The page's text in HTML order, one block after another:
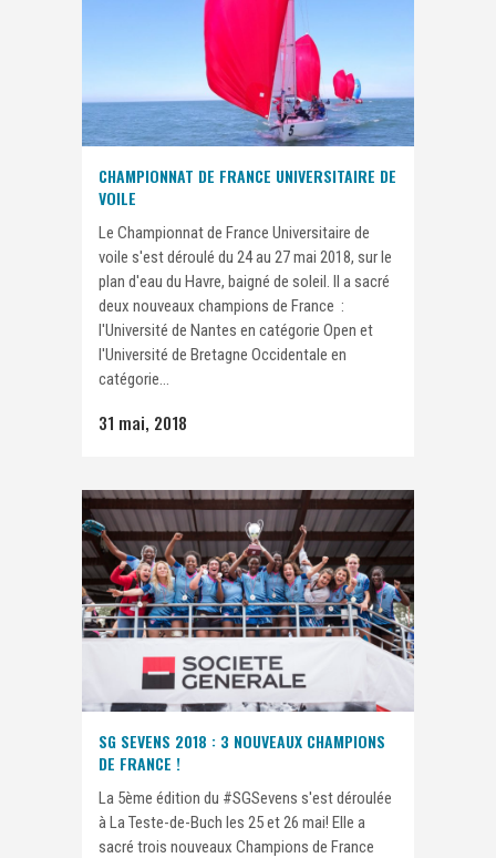
CHAMPIONNAT DE FRANCE UNIVERSITAIRE DE
VOILE
Le Championnat de France Universitaire de
voile s'est déroulé du 24 au 27 mai 2018, sur le
plan d'eau du Havre, baigné de soleil. Il a sacré
deux nouveaux champions de France :
l'Université de Nantes en catégorie Open et
l'Université de Bretagne Occidentale en
catégorie...
31 mai, 2018
SG SEVENS 2018 : 3 NOUVEAUX CHAMPIONS
DE FRANCE !
La 5ème édition du #SGSevens s'est déroulée
à La Teste-de-Buch les 25 et 26 mai! Elle a
sacré trois nouveaux Champions de France